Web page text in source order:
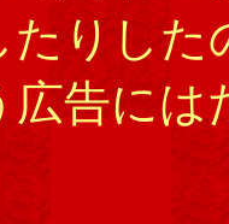
たりした
広告には